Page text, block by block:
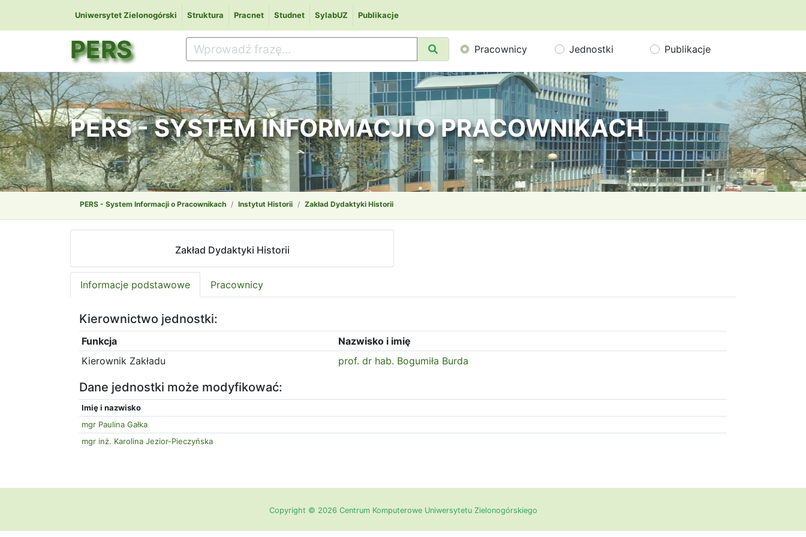
Uniwersytet Zielonogórski Struktura Pracnet Studnet SylabUZ Publikacje
PERS Pracownicy Jednostki Publikacje
PERS - SYSTEM INFORMACJI O PRACOWNIKACH
PERS - System Informacji o Pracownikach Instytut Historii Zakład Dydaktyki Historii
Zakład Dydaktyki Historii
Informacje podstawowe Pracownicy
Kierownictwo jednostki:
Funkcja
Nazwisko i imię
Kierownik Zakładu
prof. dr hab. Bogumiła Burda
Dane jednostki może modyfikować:
Imię i nazwisko
mgr Paulina Gałka
mgr inż. Karolina Jezior-Pieczyńska
Copyright © 2026 Centrum Komputerowe Uniwersytetu Zielonogórskiego